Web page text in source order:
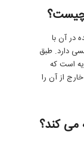
در آن با
دارد. طبق
است که
از آن را